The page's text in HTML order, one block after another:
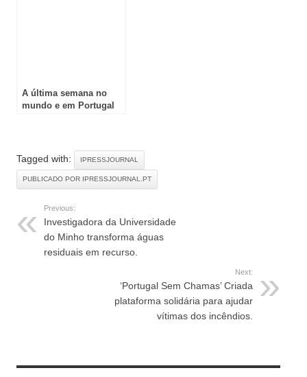
A última semana no
mundo e em Portugal
Tagged with: IPRESSJOURNAL
PUBLICADO POR IPRESSJOURNAL.PT
Previous:
Investigadora da Universidade
do Minho transforma águas
residuais em recurso.
Next:
‘Portugal Sem Chamas’ Criada
plataforma solidária para ajudar
vítimas dos incêndios.